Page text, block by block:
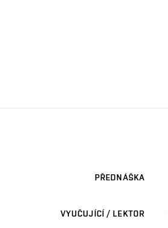
PŘEDNÁŠKA
VYUČUJÍCÍ / LEKTOR